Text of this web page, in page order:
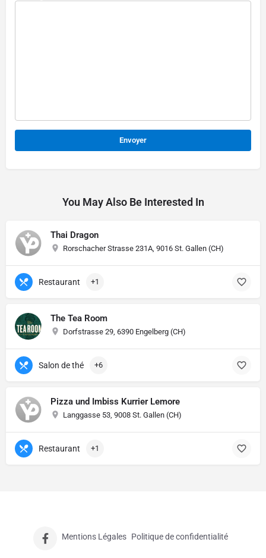
You May Also Be Interested In
Thai Dragon
Rorschacher Strasse 231A, 9016 St. Gallen (CH)
Restaurant +1
The Tea Room
Dorfstrasse 29, 6390 Engelberg (CH)
Salon de thé +6
Pizza und Imbiss Kurrier Lemore
Langgasse 53, 9008 St. Gallen (CH)
Restaurant +1
Mentions Légales Politique de confidentialité